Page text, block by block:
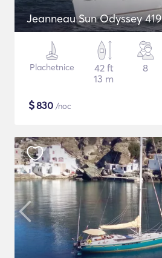
Jeanneau Sun Odyssey 419
Plachetnice
42 ft
13 m
8
$830 /noc